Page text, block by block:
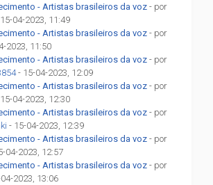
- Artistas brasileiros da voz - por
04-2023, 11:49
- Artistas brasileiros da voz - por
2023, 11:50
- Artistas brasileiros da voz - por
- 15-04-2023, 12:09
- Artistas brasileiros da voz - por
04-2023, 12:30
- Artistas brasileiros da voz - por
- 15-04-2023, 12:39
- Artistas brasileiros da voz - por
04-2023, 12:57
- Artistas brasileiros da voz - por
2023, 13:06